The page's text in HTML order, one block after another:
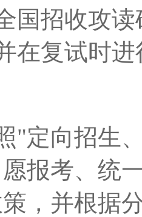
国招收攻
在复试时
"定向招生
报考、统
，并根据